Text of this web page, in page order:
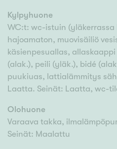
Kylpyhuone
WC:t: wc-istuin (yläkerrassa
hajoamaton, muovisäiliö
käsienpesuallas,
(alak.), peili (yläk.), bidé
puukiuas, lattialämmitys
Laatta. Seinät: Laatta, wc-
Olohuone
Varaava takka,
Seinät: Maalattu